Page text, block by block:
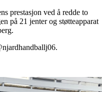
prestasjon ved å redde to
på 21 jenter og støtteapparat